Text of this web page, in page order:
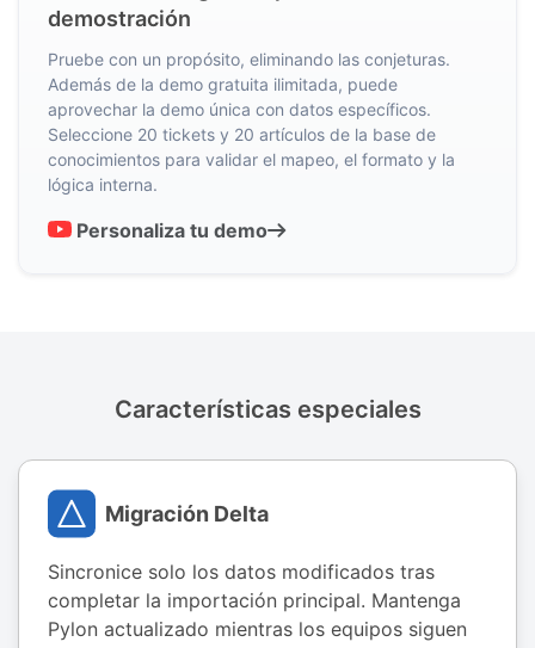
demostración
Pruebe con un propósito, eliminando las conjeturas.
Además de la demo gratuita ilimitada, puede
aprovechar la demo única con datos específicos.
Seleccione 20 tickets y 20 artículos de la base de
conocimientos para validar el mapeo, el formato y la
lógica interna.
Personaliza tu demo
Características especiales
Migración Delta
Sincronice solo los datos modificados tras
completar la importación principal. Mantenga
Pylon actualizado mientras los equipos siguen